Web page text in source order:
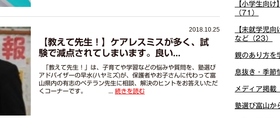
2018.10.25
【教えて先生！】ケアレスミスが多く、試
験で減点されてしまいます。良い...
「教えて先生！」は、子育てや学習などの悩みや質問を、塾選び
アドバイザーの早水(ハヤミズ)が、保護者やお子さんに代わって富
山県内の有志のベテラン先生に相談、解決のヒントをお答えいただ
くコーナーです。 ... 続きを読む
【小学生向
（71）
【未就学児
など（23）
親のあり方を
息抜き・季節
メディア掲載
塾選び富山か